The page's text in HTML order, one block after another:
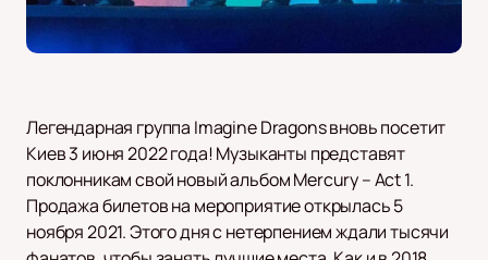
Легендарная группа Imagine Dragons вновь посетит
Киев 3 июня 2022 года! Музыканты представят
поклонникам свой новый альбом Mercury – Act 1.
Продажа билетов на мероприятие открылась 5
ноября 2021. Этого дня с нетерпением ждали тысячи